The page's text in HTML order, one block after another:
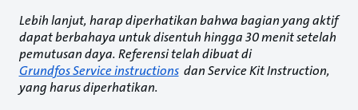
Lebih lanjut, harap diperhatikan bahwa bagian yang aktif
dapat berbahaya untuk disentuh hingga 30 menit setelah
pemutusan daya. Referensi telah dibuat di
Grundfos Service instructionsdan Service Kit Instruction,
yang harus diperhatikan.